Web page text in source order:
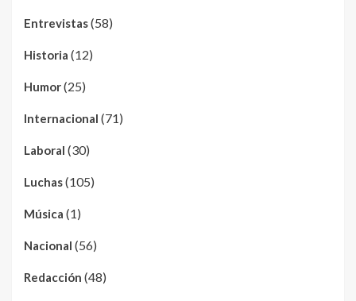
Entrevistas(58)
Historia (12)
Humor(25)
Internacional (71)
Laboral (30)
Luchas(105)
Música (1)
Nacional (56)
Redacción (48)